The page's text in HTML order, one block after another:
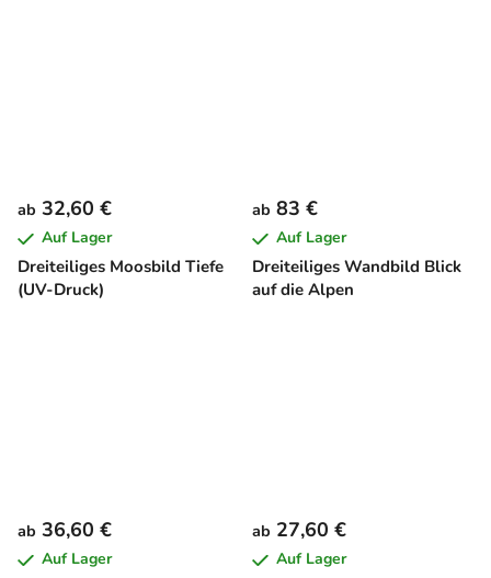
Dreiteiliges Moosbild Tiefe
(UV-Druck)
ab 32,60 €
Auf Lager
Dreiteiliges Wandbild Blick
auf die Alpen
ab 83 €
Auf Lager
ab 36,60 €
Auf Lager
ab 27,60 €
Auf Lager